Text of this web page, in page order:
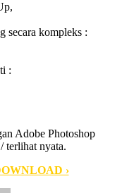
secara kompleks :
:
Adobe Photoshop
terlihat nyata.
›